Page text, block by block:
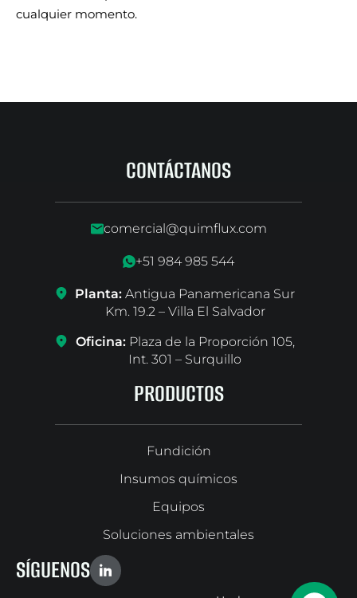
cualquier momento.
CONTÁCTANOS
comercial@quimflux.com
+51 984 985 544
Planta: Antigua Panamericana Sur
Km. 19.2 – Villa El Salvador
Oficina:Plaza de la Proporción 105,
Int. 301 – Surquillo
PRODUCTOS
Fundición
Insumos químicos
Equipos
Soluciones ambientales
SÍGUENOS